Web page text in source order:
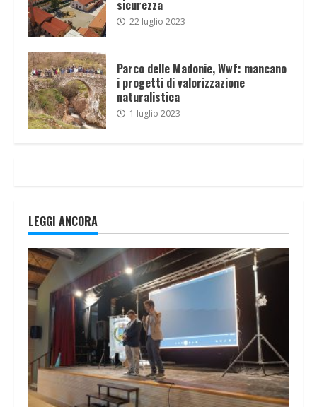
sicurezza
22 luglio 2023
Parco delle Madonie, Wwf: mancano
i progetti di valorizzazione
naturalistica
1 luglio 2023
LEGGI ANCORA